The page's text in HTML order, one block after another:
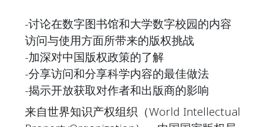
-讨论在数字图书馆和大学数字校园的内容
访问与使用方面所带来的版权挑战
-加深对中国版权政策的了解
-分享访问和分享科学内容的最佳做法
-揭示开放获取对作者和出版商的影响
来自世界知识产权组织（World Intellectual